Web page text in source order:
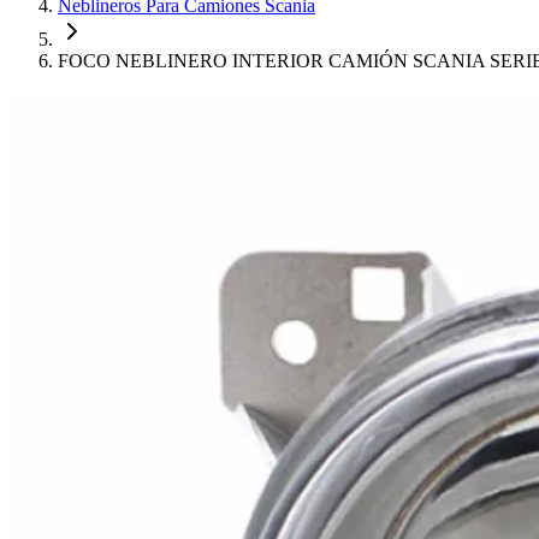
Neblineros Para Camiones Scania
FOCO NEBLINERO INTERIOR CAMIÓN SCANIA